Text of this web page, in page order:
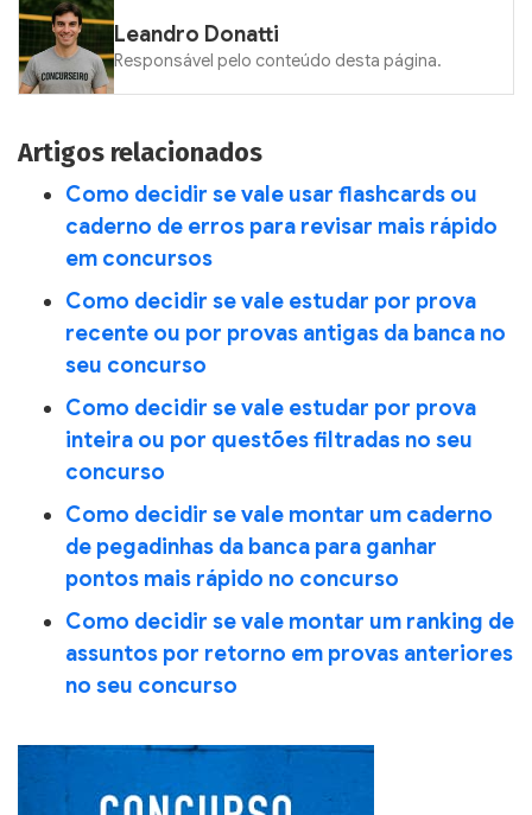
Leandro Donatti
Responsável pelo conteúdo desta página.
Artigos relacionados
Como decidir se vale usar flashcards ou
caderno de erros para revisar mais rápido
em concursos
Como decidir se vale estudar por prova
recente ou por provas antigas da banca no
seu concurso
Como decidir se vale estudar por prova
inteira ou por questões filtradas no seu
concurso
Como decidir se vale montar um caderno
de pegadinhas da banca para ganhar
pontos mais rápido no concurso
Como decidir se vale montar um ranking de
assuntos por retorno em provas anteriores
no seu concurso